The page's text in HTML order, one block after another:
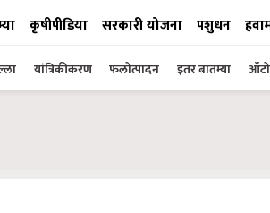
कृषीपीडिया सरकारी योजना पशुधन
यांत्रिकीकरण फलोत्पादन इतर बातम्या ऑटो